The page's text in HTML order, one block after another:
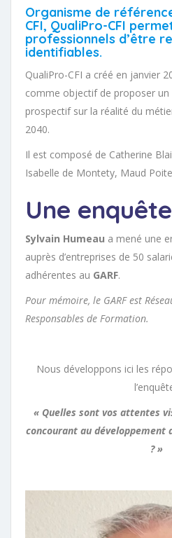
Organisme de
CFI, QualiPro-CFI
professionnels d’être
identifiables.
QualiPro-CFI a créé en janvier
comme objectif de proposer un
prospectif sur la réalité du
2040.
Il est composé de Catherine
Isabelle de Montety, Maud
Une
Sylvain Humeau a mené une
auprès d’entreprises de 50
adhérentes au GARF.
Pour mémoire, le GARF est
Responsables de Formation.
Nous développons ici les
« Quelles sont vos attentes
concourant au développement
? »